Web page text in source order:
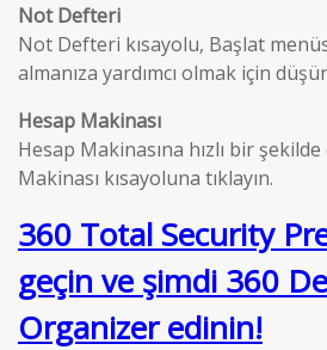
Not Defteri
Not Defteri kısayolu, Başlat
almanıza yardımcı olmak için
Hesap Makinası
Hesap Makinasına hızlı bir
Makinası kısayoluna tıklayın.
360 Total Security
geçin ve şimdi 360
Organizer edinin!